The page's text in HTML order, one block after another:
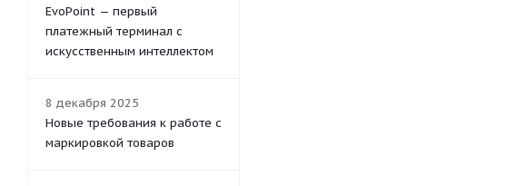
EvoPoint — первый
платежный терминал с
искусственным интеллектом
8 декабря 2025
Новые требования к работе с
маркировкой товаров